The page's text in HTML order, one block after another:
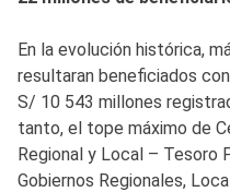
En la evolución histórica,
resultaran beneficiados
S/ 10 543 millones
tanto, el tope máximo de
Regional y Local – Tesoro
Gobiernos Regionales,